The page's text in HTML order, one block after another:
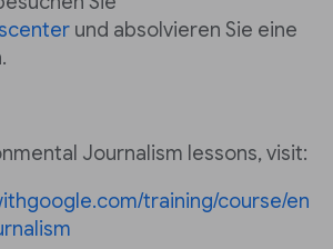
und absolvieren Sie eine
Journalism lessons, visit:
training/course/en